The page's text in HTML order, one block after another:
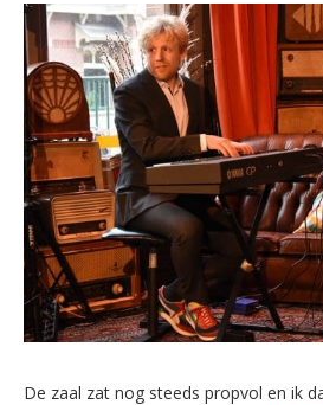
De zaal zat nog steeds propvol en ik